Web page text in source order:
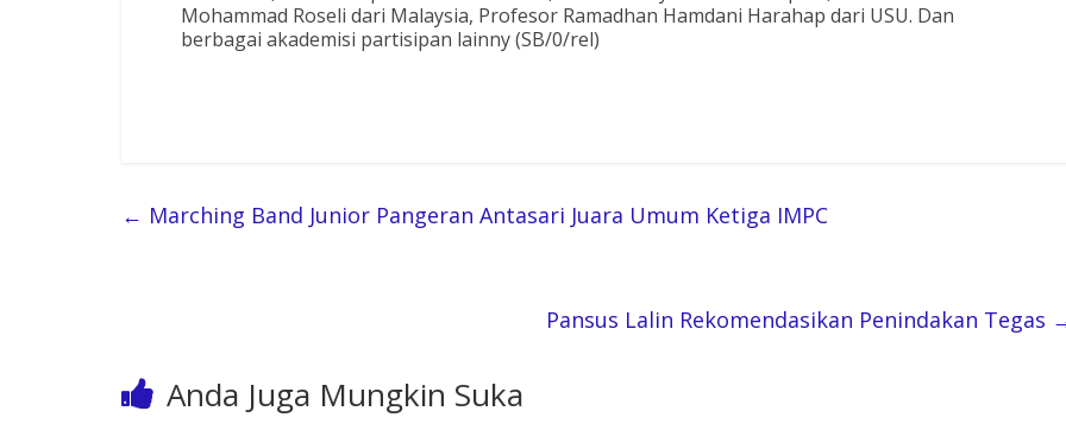
Mohammad Roseli dari Malaysia, Profesor Ramadhan Hamdani Harahap dari USU. Dan
berbagai akademisi partisipan lainny (SB/0/rel)
← Marching Band Junior Pangeran Antasari Juara Umum Ketiga IMPC
Pansus Lalin Rekomendasikan Penindakan Tegas
Anda Juga Mungkin Suka